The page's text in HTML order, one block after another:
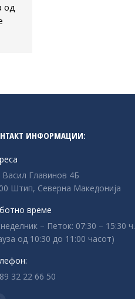
од
ИНФОРМАЦИИ:
Васил Главинов 4Б
Штип, Северна Македонија
време
– Петок: 07:30 – 15:30 ч.
од 10:30 до 11:00 часот)
32 22 66 50